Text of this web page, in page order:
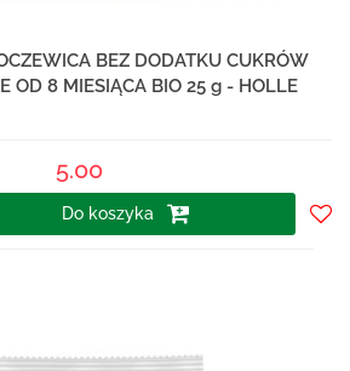
BEZ DODATKU CUKRÓW
OD 8 MIESIĄCA BIO 25 g - HOLLE
5.00
Do koszyka